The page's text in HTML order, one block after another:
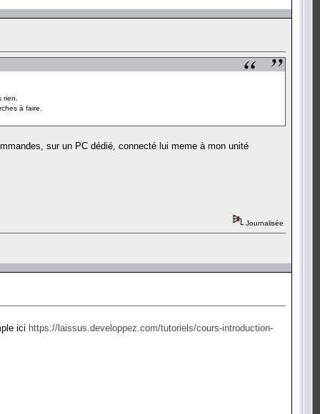
à faire.
sur un PC dédié, connecté lui meme à mon unité
Journalisée
ici https://laissus.developpez.com/tutoriels/cours-introduction-